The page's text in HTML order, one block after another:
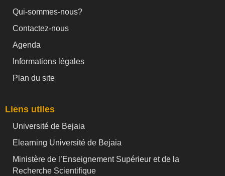
Qui-sommes-nous?
Contactez-nous
Agenda
Informations légales
Plan du site
Liens utiles
Université de Bejaia
Elearning Université de Bejaia
Ministère de l’Enseignement Supérieur et de la
Recherche Scientifique